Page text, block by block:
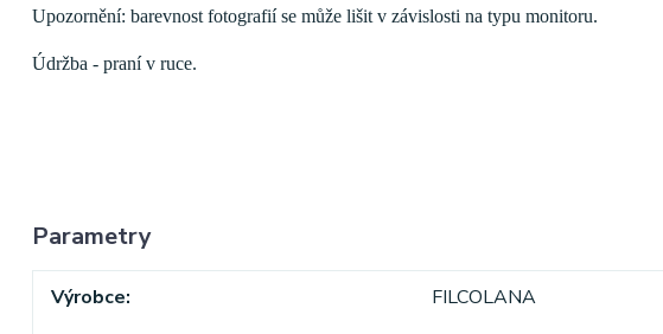
Upozornění: barevnost fotografií se může lišit v závislosti na typu monitoru.
Údržba - praní v ruce.
Parametry
Výrobce
FILCOLANA